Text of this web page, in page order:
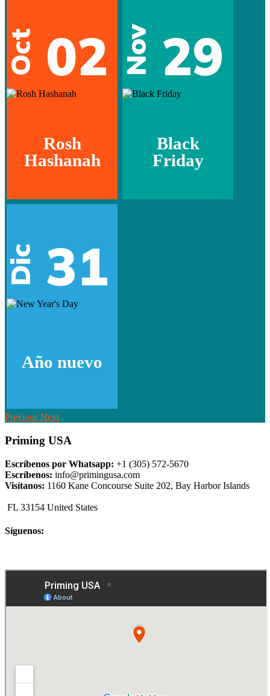
Oct 02
Rosh
Hashanah
Nov 29
Black
Friday
Dic 31
Año nuevo
Previous Next
Priming USA
Escríbenos por Whatsapp: +1 (305) 572-5670
Escríbenos: info@primingusa.com
Visítanos: 1160 Kane Concourse Suite 202, Bay Harbor Islands
FL 33154 United States
Síguenos: